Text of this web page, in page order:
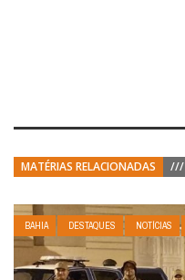
MATÉRIAS RELACIONADAS ///
BAHIA DESTAQUES NOTÍCIAS